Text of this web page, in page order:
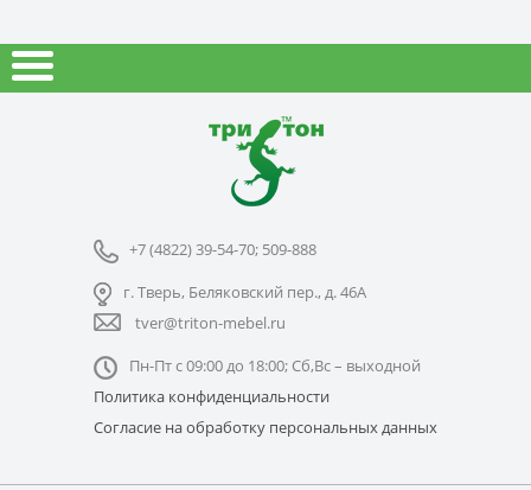
+7 (4822) 39-54-70; 509-888
г. Тверь, Беляковский пер., д. 46А
tver@triton-mebel.ru
Пн-Пт с 09:00 до 18:00; Сб,Вс – выходной
Политика конфиденциальности
Согласие на обработку персональных данных